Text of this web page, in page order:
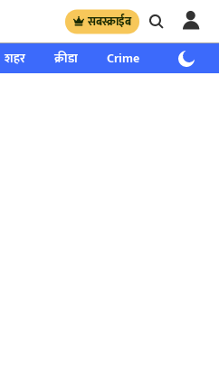
सबस्क्राईब
शहर क्रीडा Crime साप्ताहिक